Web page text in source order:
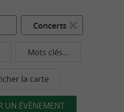
Concerts
Mots clés...
la carte
UN ÉVÈNEMENT